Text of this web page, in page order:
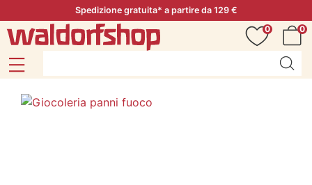
Spedizione gratuita* a partire da 129 €
0
0